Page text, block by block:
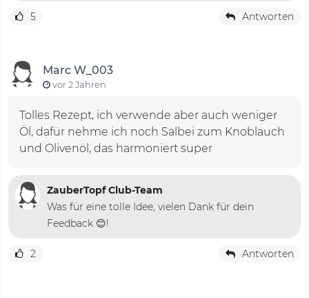
5 Antworten
Marc W_003
vor 2 Jahren
Tolles Rezept, ich verwende aber auch weniger
Öl, dafür nehme ich noch Salbei zum Knoblauch
und Olivenöl, das harmoniert super
ZauberTopf Club-Team
Was für eine tolle Idee, vielen Dank für dein
Feedback 😊!
2 Antworten